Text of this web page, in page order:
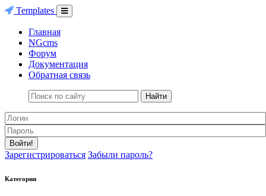
Templates
Главная
NGcms
Форум
Документация
Обратная связь
Найти
Войти!
Зарегистрироваться Забыли пароль?
Категории